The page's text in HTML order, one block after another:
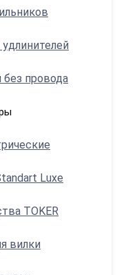
провода
Luxe
TOKER
вилки